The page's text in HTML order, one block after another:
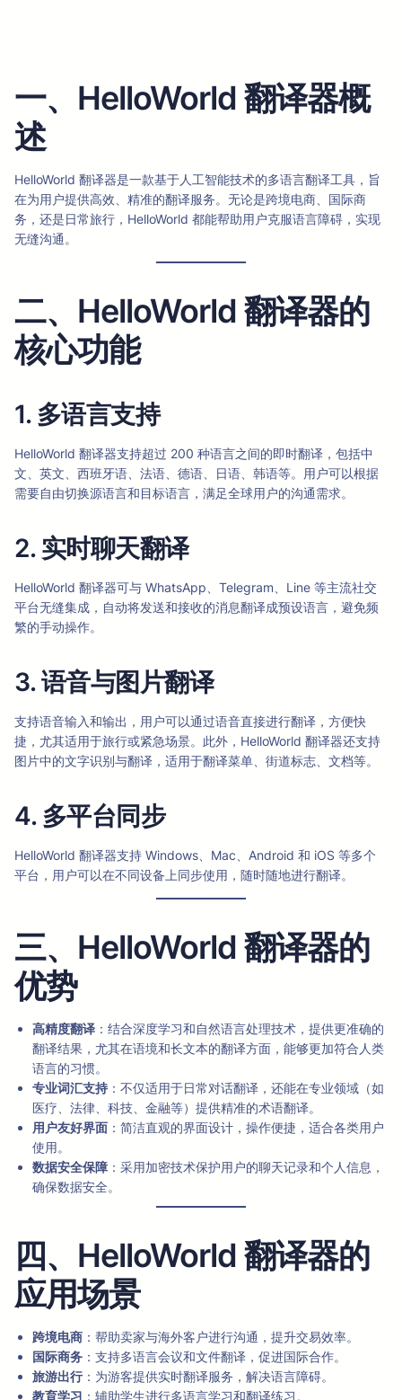
一、HelloWorld 翻译器概
述
HelloWorld 翻译器是一款基于人工智能技术的多语言翻译工具，旨
在为用户提供高效、精准的翻译服务。无论是跨境电商、国际商
务，还是日常旅行，HelloWorld 都能帮助用户克服语言障碍，实现
无缝沟通。
二、HelloWorld 翻译器的
核心功能
1. 多语言支持
HelloWorld 翻译器支持超过 200 种语言之间的即时翻译，包括中
文、英文、西班牙语、法语、德语、日语、韩语等。用户可以根据
需要自由切换源语言和目标语言，满足全球用户的沟通需求。
2. 实时聊天翻译
HelloWorld 翻译器可与 WhatsApp、Telegram、Line 等主流社交
平台无缝集成，自动将发送和接收的消息翻译成预设语言，避免频
繁的手动操作。
3. 语音与图片翻译
支持语音输入和输出，用户可以通过语音直接进行翻译，方便快
捷，尤其适用于旅行或紧急场景。此外，HelloWorld 翻译器还支持
图片中的文字识别与翻译，适用于翻译菜单、街道标志、文档等。
4. 多平台同步
HelloWorld 翻译器支持 Windows、Mac、Android 和 iOS 等多个
平台，用户可以在不同设备上同步使用，随时随地进行翻译。
三、HelloWorld 翻译器的
优势
高精度翻译 ：结合深度学习和自然语言处理技术，提供更准确的
翻译结果，尤其在语境和长文本的翻译方面，能够更加符合人类
语言的习惯。
专业词汇支持 ：不仅适用于日常对话翻译，还能在专业领域（如
医疗、法律、科技、金融等）提供精准的术语翻译。
用户友好界面 ：简洁直观的界面设计，操作便捷，适合各类用户
使用。
数据安全保障 ：采用加密技术保护用户的聊天记录和个人信息，
确保数据安全。
四、HelloWorld 翻译器的
应用场景
跨境电商 ：帮助卖家与海外客户进行沟通，提升交易效率。
国际商务 ：支持多语言会议和文件翻译，促进国际合作。
旅游出行：为游客提供实时翻译服务，解决语言障碍。
教育学习 ：辅助学生进行多语言学习和翻译练习。